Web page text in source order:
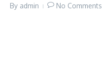
By admin No Comments